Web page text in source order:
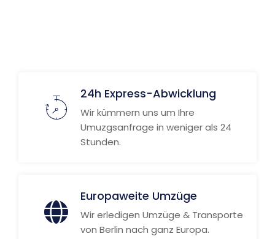
24h Express-Abwicklung
Wir kümmern uns um Ihre
Umuzgsanfrage in weniger als 24
Stunden.
Europaweite Umzüge
Wir erledigen Umzüge & Transporte
von Berlin nach ganz Europa.